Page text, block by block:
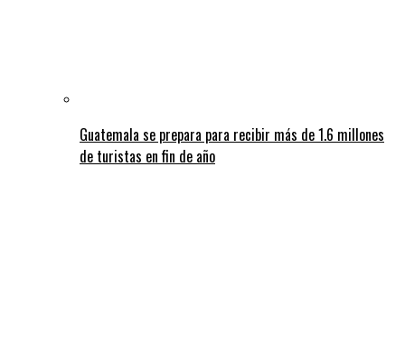
Guatemala se prepara para recibir más de 1.6 millones
de turistas en fin de año